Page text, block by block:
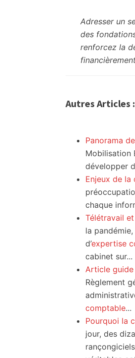
Adresser un
des
renforcez la
Autres Articles :
Panorama
Mobilisation
développer
Enjeux de
chaque
Télétravail
la
d’expertise
cabinet sur...
Article guide
Règlement
comptable...
Pourquoi la
jour, des